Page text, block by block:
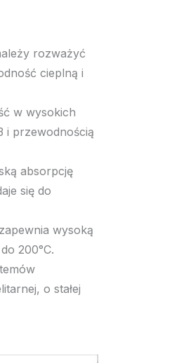
rozważyć
cieplną i
w wysokich
i przewodnością
absorpcję
się do
wysoką
200°C.
o stałej